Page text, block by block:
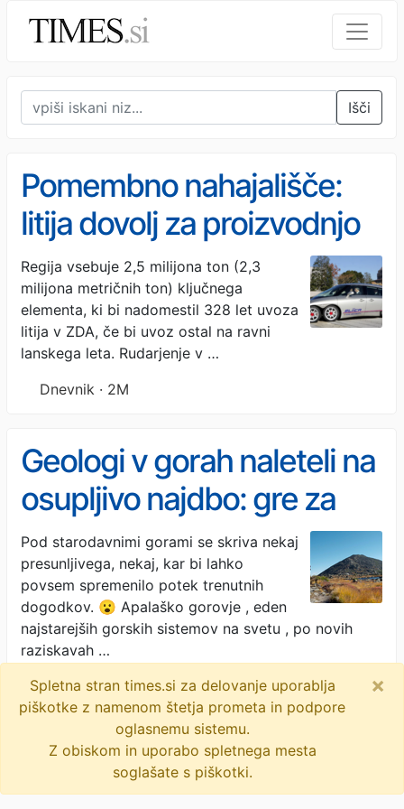
Išči
Pomembno nahajališče:
litija dovolj za proizvodnjo
500 milijard mobilnih
telefonov in 130 milijonov
električnih vozil
Regija vsebuje 2,5 milijona ton (2,3
milijona metričnih ton) ključnega
elementa, ki bi nadomestil 328 let uvoza
litija v ZDA, če bi uvoz ostal na ravni
lanskega leta. Rudarjenje v …
Dnevnik · 2M
Geologi v gorah naleteli na
osupljivo najdbo: gre za
pravi zaklad, a če bodo
želeli priti do njega, bo
trpel marsikdo
Pod starodavnimi gorami se skriva nekaj
presunljivega, nekaj, kar bi lahko
povsem spremenilo potek trenutnih
dogodkov. 😮 Apalaško gorovje , eden
najstarejših gorskih sistemov na svetu , po novih
raziskavah …
Metropolitan.si · 2M
zda geologija litij narava geografija
Spletna stran times.si za delovanje uporablja
piškotke z namenom štetja prometa in podpore
oglasnemu sistemu.
Z obiskom in uporabo spletnega mesta
soglašate s piškotki.
×
times.si